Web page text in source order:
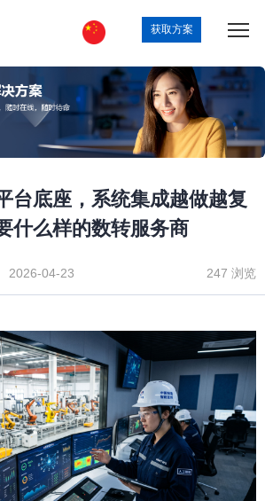
获取方案
台底座，系统集成越做越复
什么样的数转服务商
04-23 247 浏览